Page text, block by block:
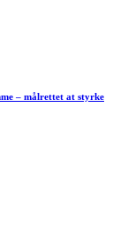
– målrettet at styrke